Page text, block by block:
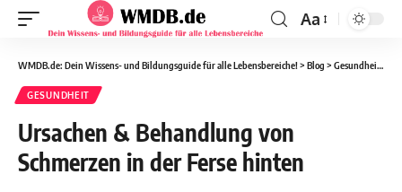
Aa
WMDB.de: Dein Wissens- und Bildungsguide für alle Lebensbereiche! > Blog > Gesundheit >
GESUNDHEIT
Ursachen & Behandlung von
Schmerzen in der Ferse hinten